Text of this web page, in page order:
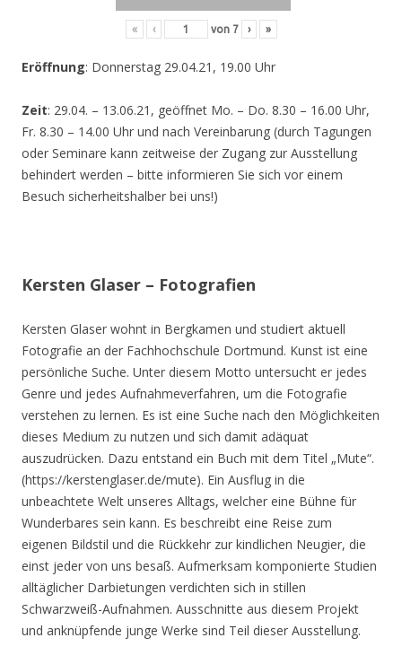
« ‹ von 7 › »
Eröffnung: Donnerstag 29.04.21, 19.00 Uhr
Zeit: 29.04. – 13.06.21, geöffnet Mo. – Do. 8.30 – 16.00 Uhr,
Fr. 8.30 – 14.00 Uhr und nach Vereinbarung (durch Tagungen
oder Seminare kann zeitweise der Zugang zur Ausstellung
behindert werden – bitte informieren Sie sich vor einem
Besuch sicherheitshalber bei uns!)
Kersten Glaser – Fotografien
Kersten Glaser wohnt in Bergkamen und studiert aktuell
Fotografie an der Fachhochschule Dortmund. Kunst ist eine
persönliche Suche. Unter diesem Motto untersucht er jedes
Genre und jedes Aufnahmeverfahren, um die Fotografie
verstehen zu lernen. Es ist eine Suche nach den Möglichkeiten
dieses Medium zu nutzen und sich damit adäquat
auszudrücken. Dazu entstand ein Buch mit dem Titel „Mute“.
(https://kerstenglaser.de/mute). Ein Ausflug in die
unbeachtete Welt unseres Alltags, welcher eine Bühne für
Wunderbares sein kann. Es beschreibt eine Reise zum
eigenen Bildstil und die Rückkehr zur kindlichen Neugier, die
einst jeder von uns besaß. Aufmerksam komponierte Studien
alltäglicher Darbietungen verdichten sich in stillen
Schwarzweiß-Aufnahmen. Ausschnitte aus diesem Projekt
und anknüpfende junge Werke sind Teil dieser Ausstellung.